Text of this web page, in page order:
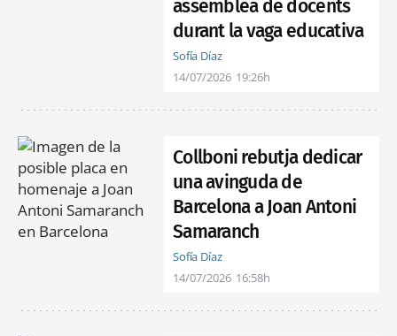
assemblea de docents
durant la vaga educativa
Sofía Díaz
14/07/2026 19:26h
Collboni rebutja dedicar
una avinguda de
Barcelona a Joan Antoni
Samaranch
Sofía Díaz
14/07/2026 16:58h